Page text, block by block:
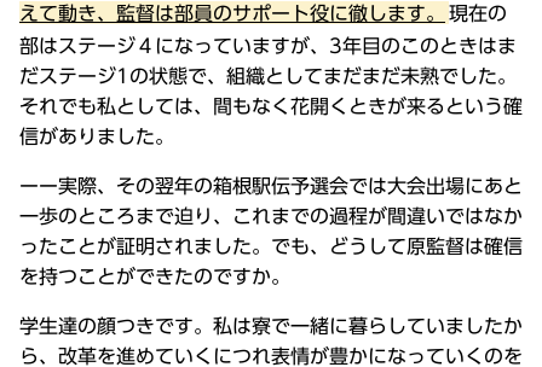
えて動き、監督は部員のサポート役に徹します。
現在の
部はステージ４になっていますが、3年目のこのときはま
だステージ1の状態で、組織としてまだまだ未熟でした。
それでも私としては、間もなく花開くときが来るという確
信がありました。
ーー実際、その翌年の箱根駅伝予選会では大会出場にあと
一歩のところまで迫り、これまでの過程が間違いではなか
ったことが証明されました。でも、どうして原監督は確信
を持つことができたのですか。
学生達の顔つきです。私は寮で一緒に暮らしていましたか
ら、改革を進めていくにつれ表情が豊かになっていくのを